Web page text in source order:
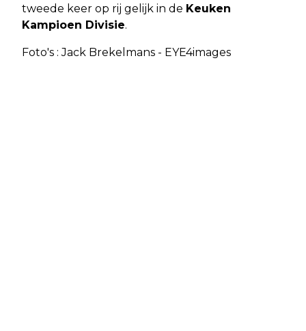
tweede keer op rij gelijk in de Keuken
Kampioen Divisie.
Foto's : Jack Brekelmans - EYE4images